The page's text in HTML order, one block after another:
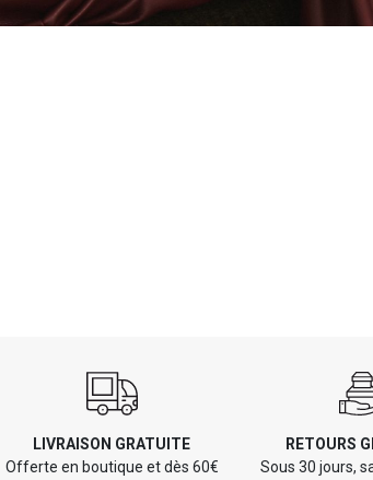
LIVRAISON GRATUITE
Offerte en boutique et dès 60€
RETOURS
Sous 30 jours,